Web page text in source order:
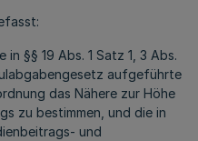
in §§ 19 Abs. 1 Satz 1, 3 Abs.
aufgeführte
das Nähere zur Höhe
zu bestimmen, und die in
und